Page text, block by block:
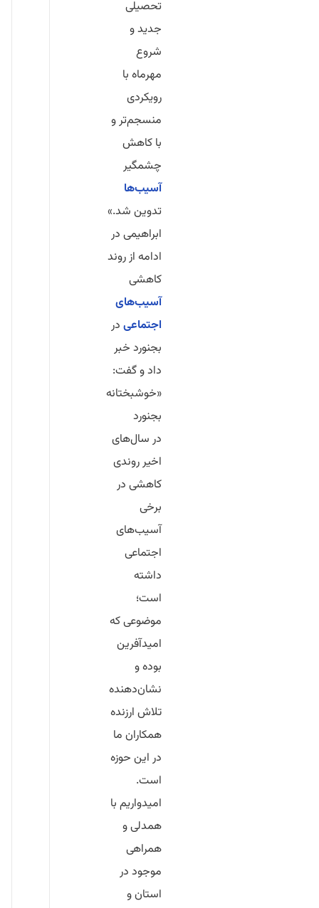
تحصیلی
جدید و
شروع
مهرماه با
رویکردی
منسجم‌تر و
با کاهش
چشمگیر
آسیب‌ها
تدوین شد.»
ابراهیمی در
ادامه از روند
کاهشی
آسیب‌های
اجتماعی در
بجنورد خبر
داد و گفت:
«خوشبختانه
بجنورد
در سال‌های
اخیر روندی
کاهشی در
برخی
آسیب‌های
اجتماعی
داشته
است؛
موضوعی که
امیدآفرین
بوده و
نشان‌دهنده
تلاش ارزنده
همکاران ما
در این حوزه
است.
امیدواریم با
همدلی و
همراهی
موجود در
استان و